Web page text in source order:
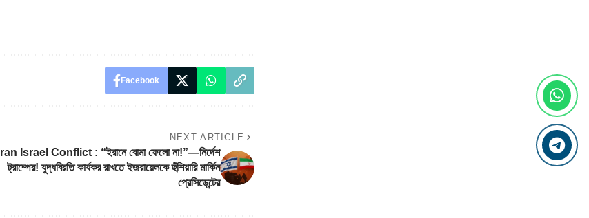
Facebook
NEXT ARTICLE
Iran Israel Conflict : “ইরানে বোমা ফেলো না!”—নির্দেশ
ট্রাম্পের! যুদ্ধবিরতি কার্যকর রাখতে ইজরায়েলকে হুঁশিয়ারি মার্কিন
প্রেসিডেন্টের